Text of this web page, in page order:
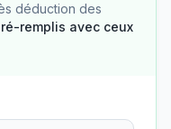
déduction des
remplis avec ceux